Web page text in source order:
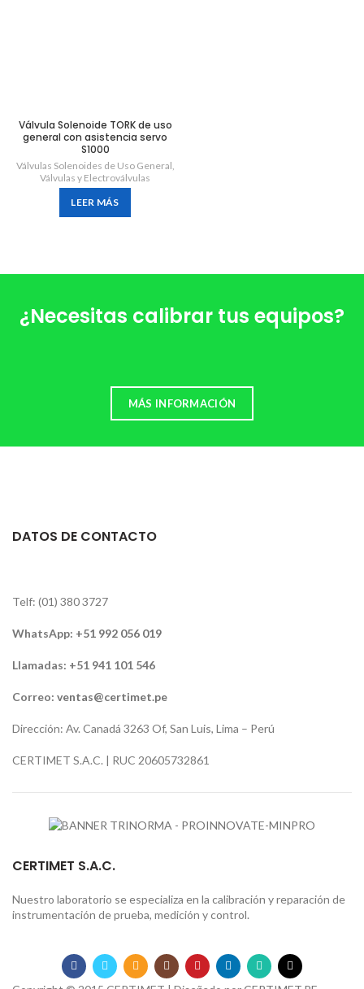
Válvula Solenoide TORK de uso
general con asistencia servo
S1000
Válvulas Solenoides de Uso General,
Válvulas y Electroválvulas
LEER MÁS
¿Necesitas calibrar tus equipos?
MÁS INFORMACIÓN
DATOS DE CONTACTO
Telf: (01) 380 3727
WhatsApp: +51 992 056 019
Llamadas: +51 941 101 546
Correo: ventas@certimet.pe
Dirección: Av. Canadá 3263 Of, San Luis, Lima – Perú
CERTIMET S.A.C. | RUC 20605732861
CERTIMET S.A.C.
Nuestro laboratorio se especializa en la calibración y reparación de
instrumentación de prueba, medición y control.